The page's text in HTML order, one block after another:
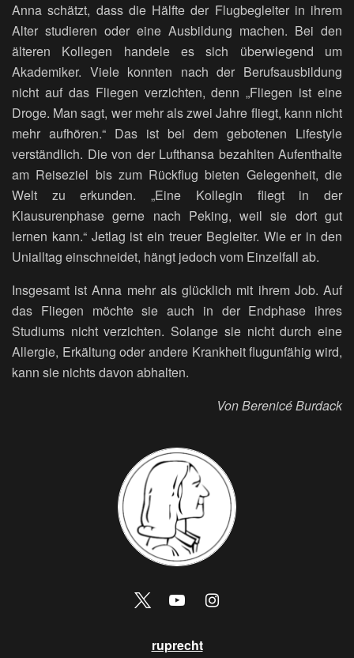
Anna schätzt, dass die Hälfte der Flugbegleiter in ihrem
Alter studieren oder eine Ausbildung machen. Bei den
älteren Kollegen handele es sich überwiegend um
Akademiker. Viele konnten nach der Berufsausbildung
nicht auf das Fliegen verzichten, denn „Fliegen ist eine
Droge. Man sagt, wer mehr als zwei Jahre fliegt, kann nicht
mehr aufhören.“ Das ist bei dem gebotenen Lifestyle
verständlich. Die von der Lufthansa bezahlten Aufenthalte
am Reiseziel bis zum Rückflug bieten Gelegenheit, die
Welt zu erkunden. „Eine Kollegin fliegt in der
Klausurenphase gerne nach Peking, weil sie dort gut
lernen kann.“ Jetlag ist ein treuer Begleiter. Wie er in den
Unialltag einschneidet, hängt jedoch vom Einzelfall ab.
Insgesamt ist Anna mehr als glücklich mit ihrem Job. Auf
das Fliegen möchte sie auch in der Endphase ihres
Studiums nicht verzichten. Solange sie nicht durch eine
Allergie, Erkältung oder andere Krankheit flugunfähig wird,
kann sie nichts davon abhalten.
Von Berenicé Burdack
ruprecht